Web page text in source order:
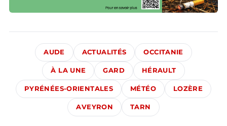
AUDE ACTUALITÉS OCCITANIE
À LA UNE GARD HÉRAULT
PYRÉNÉES-ORIENTALES MÉTÉO LOZÈRE
AVEYRON TARN